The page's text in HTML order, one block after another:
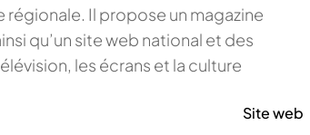
Il propose un magazine
qu’un site web national et des
les écrans et la culture
Site web